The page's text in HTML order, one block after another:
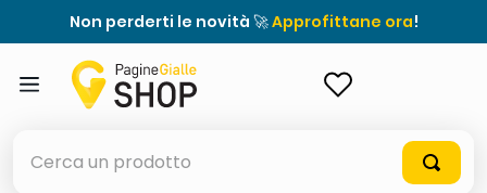
Non perderti le novità 🚀Approfittane ora!